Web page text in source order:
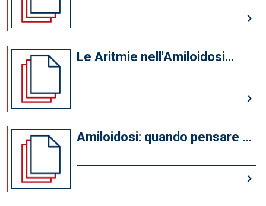
keyboard_arrow_right
Le Aritmie nell'Amiloidosi
keyboard_arrow_right
Amiloidosi: quando pensare al
keyboard_arrow_right